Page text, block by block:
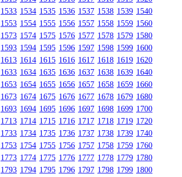
1533 1534 1535 1536 1537 1538 1539 1540
1553 1554 1555 1556 1557 1558 1559 1560
1573 1574 1575 1576 1577 1578 1579 1580
1593 1594 1595 1596 1597 1598 1599 1600
1613 1614 1615 1616 1617 1618 1619 1620
1633 1634 1635 1636 1637 1638 1639 1640
1653 1654 1655 1656 1657 1658 1659 1660
1673 1674 1675 1676 1677 1678 1679 1680
1693 1694 1695 1696 1697 1698 1699 1700
1713 1714 1715 1716 1717 1718 1719 1720
1733 1734 1735 1736 1737 1738 1739 1740
1753 1754 1755 1756 1757 1758 1759 1760
1773 1774 1775 1776 1777 1778 1779 1780
1793 1794 1795 1796 1797 1798 1799 1800